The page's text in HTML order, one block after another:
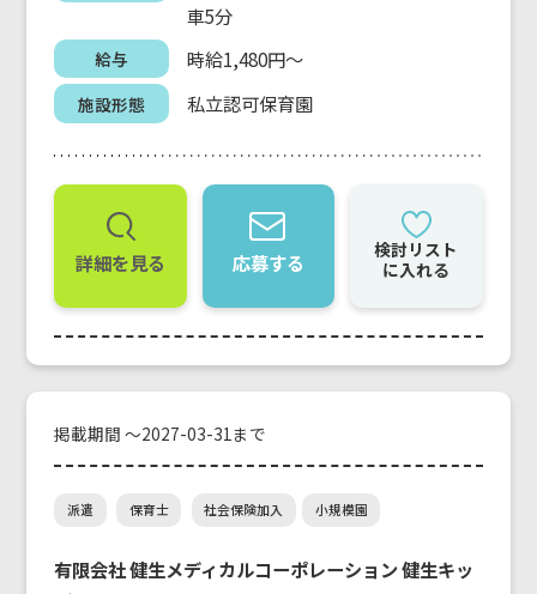
車5分
給与 時給1,480円～
施設形態 私立認可保育園
詳細を見る 応募する
検討リスト
に入れる
掲載期間 ～2027-03-31まで
派遣 保育士 社会保険加入 小規模園
有限会社 健生メディカルコーポレーション 健生キッ